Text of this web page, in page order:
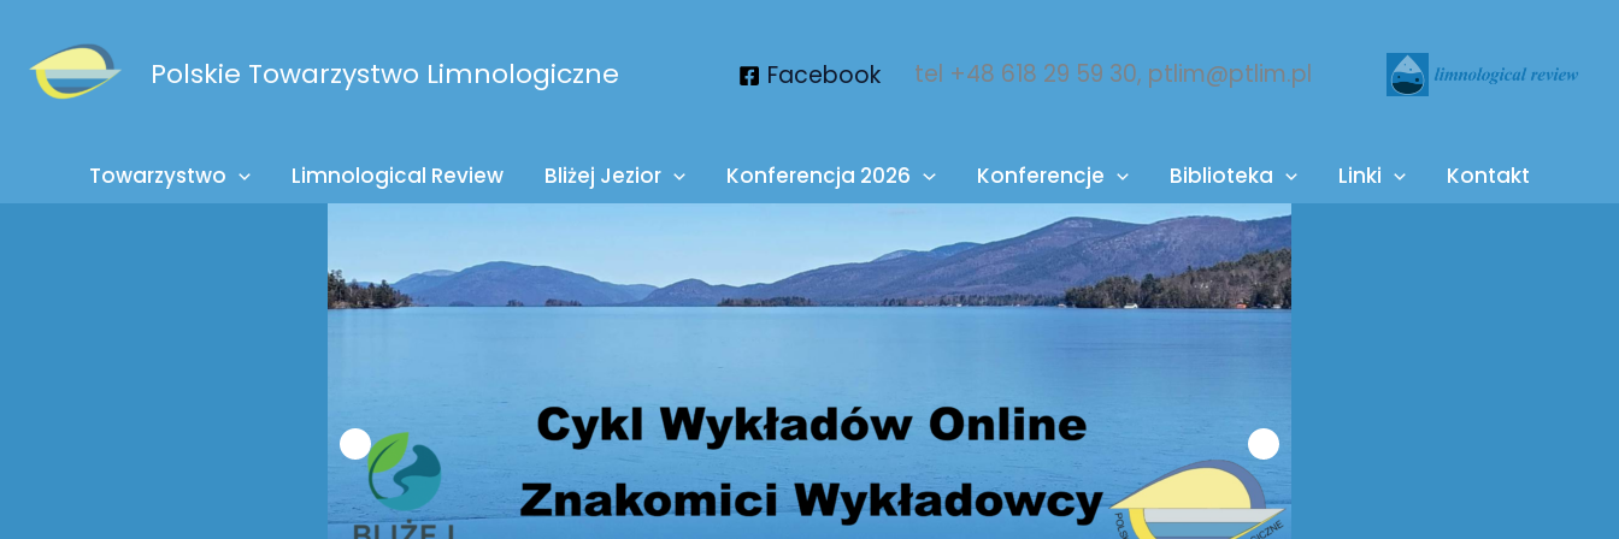
treści
Polskie Towarzystwo Limnologiczne Facebook tel +48 618 29 59 30, ptlim@ptlim.pl
Towarzystwo Limnological Review Bliżej Jezior Konferencja 2026 Konferencje Biblioteka Linki Kontakt